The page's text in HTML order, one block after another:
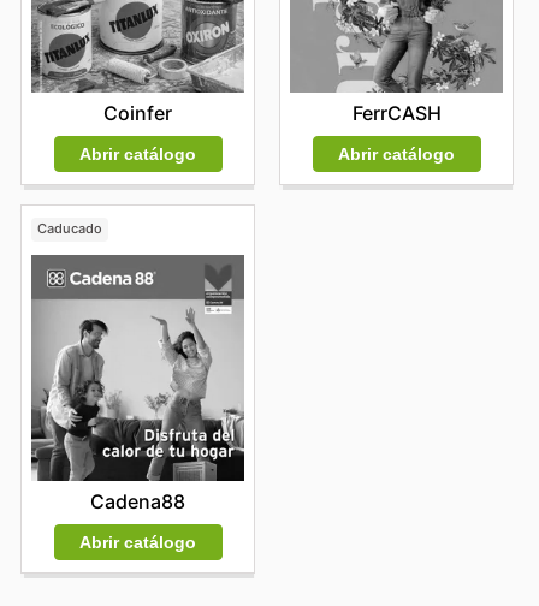
Coinfer
Abrir catálogo
FerrCASH
Abrir catálogo
Caducado
Cadena88
Abrir catálogo